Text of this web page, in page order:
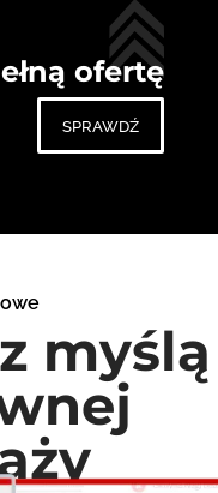
ofertę
sprawdź
myślą